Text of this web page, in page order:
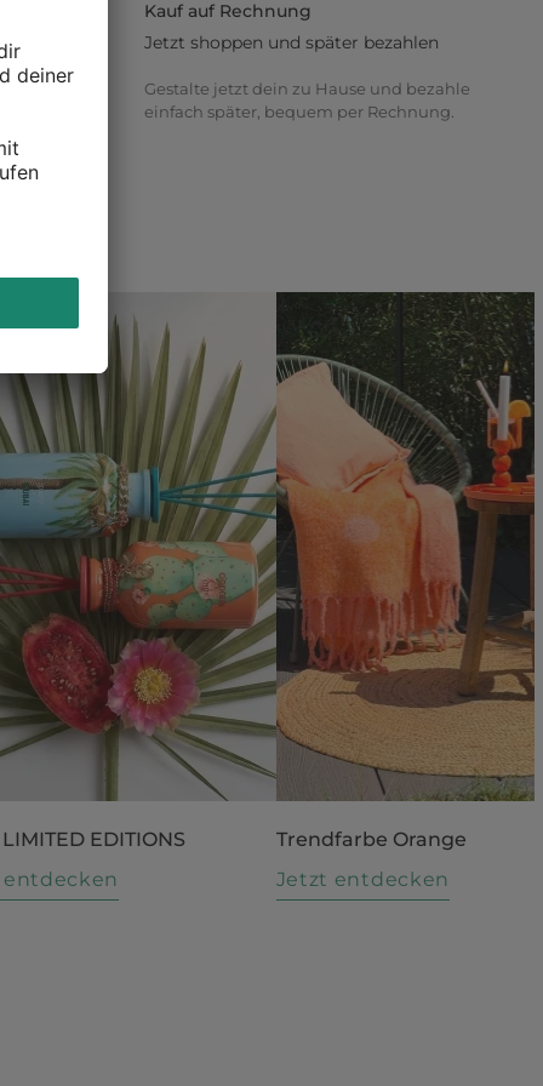
online,
Kauf auf Rechnung
Jetzt shoppen und später bezahlen
Gestalte jetzt dein zu Hause und bezahle
einfach später, bequem per Rechnung.
EDITIONS
Trendfarbe Orange
Jetzt entdecken